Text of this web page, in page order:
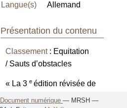
Langue(s) Allemand
Présentation du contenu
Classement: Equitation
/ Sauts d’obstacles
« La 3 e édition révisée de
1993 est la dernière
numérique — MRSH —